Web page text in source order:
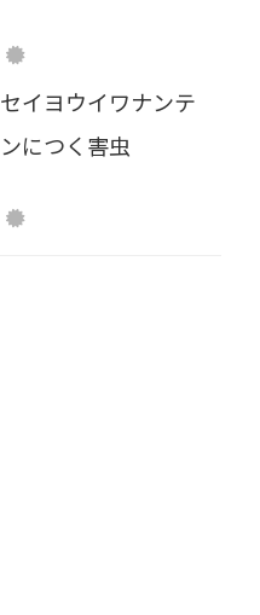
セイヨウイワナンテ
ンにつく害虫